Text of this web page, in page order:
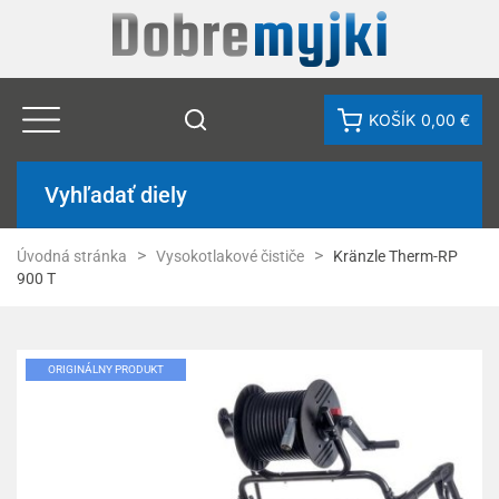
KOŠÍK 0,00 €
Vyhľadať diely
Úvodná stránka Vysokotlakové čističe
Kränzle Therm-RP
900 T
ORIGINÁLNY PRODUKT